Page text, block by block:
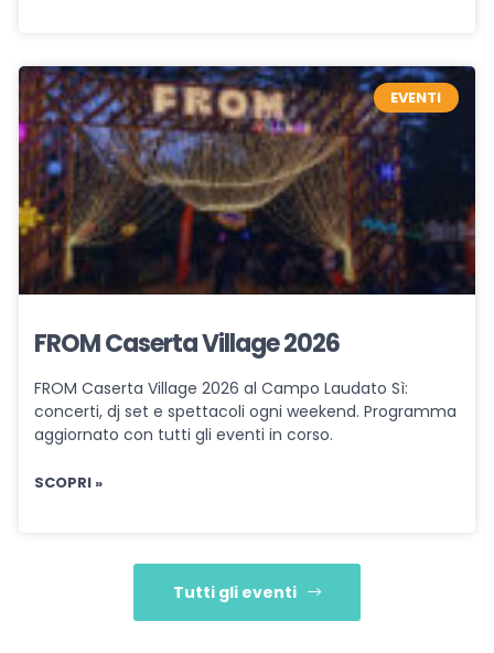
EVENTI
FROM Caserta Village 2026
FROM Caserta Village 2026 al Campo Laudato Sì:
concerti, dj set e spettacoli ogni weekend. Programma
aggiornato con tutti gli eventi in corso.
SCOPRI »
Tutti gli eventi